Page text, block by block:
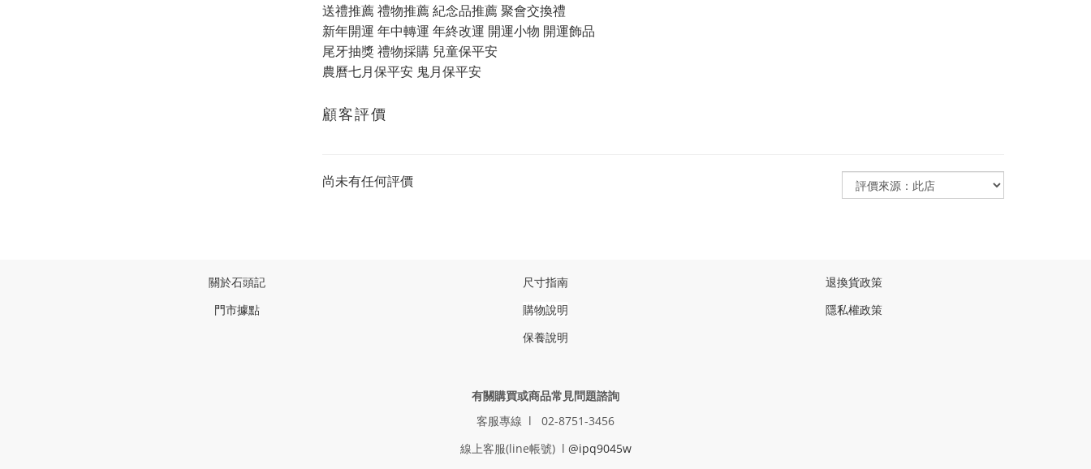
送禮推薦 禮物推薦 紀念品推薦 聚會交換禮
新年開運 年中轉運 年終改運 開運小物 開運飾品
尾牙抽獎 禮物採購 兒童保平安
農曆七月保平安 鬼月保平安
顧客評價
尚未有任何評價
關於石頭記
門市據點
尺寸指南
購物說明
保養說明
退換貨政策
隱私權政策
有關購買或商品常見問題諮詢
客服專線 l 02-8751-3456
線上客服(line帳號) l @ipq9045w